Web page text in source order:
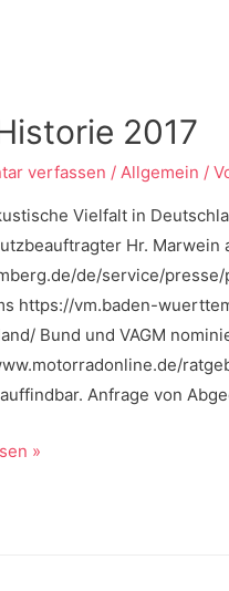
2017
verfassen / Allgemein /
Vielfalt in
Hr.
de/service/
https://vm.baden-
Bund und VAGM
Anfrage von
»